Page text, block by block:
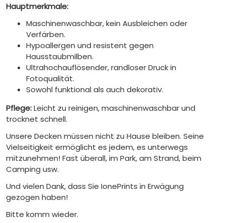
Hauptmerkmale:
Maschinenwaschbar, kein Ausbleichen oder
Verfärben.
Hypoallergen und resistent gegen
Hausstaubmilben.
Ultrahochauflösender, randloser Druck in
Fotoqualität.
Sowohl funktional als auch dekorativ.
Pflege:Leicht zu reinigen, maschinenwaschbar und
trocknet schnell.
Unsere Decken müssen nicht zu Hause bleiben. Seine
Vielseitigkeit ermöglicht es jedem, es unterwegs
mitzunehmen! Fast überall, im Park, am Strand, beim
Camping usw.
Und vielen Dank, dass Sie IonePrints in Erwägung
gezogen haben!
Bitte komm wieder.